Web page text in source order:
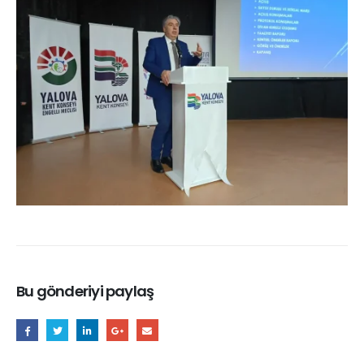
Bu gönderiyi paylaş